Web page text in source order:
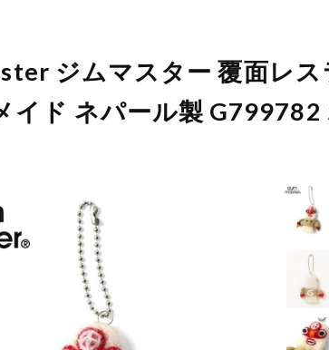
ジムマスター 覆面レ
イド ネパール製 G799782